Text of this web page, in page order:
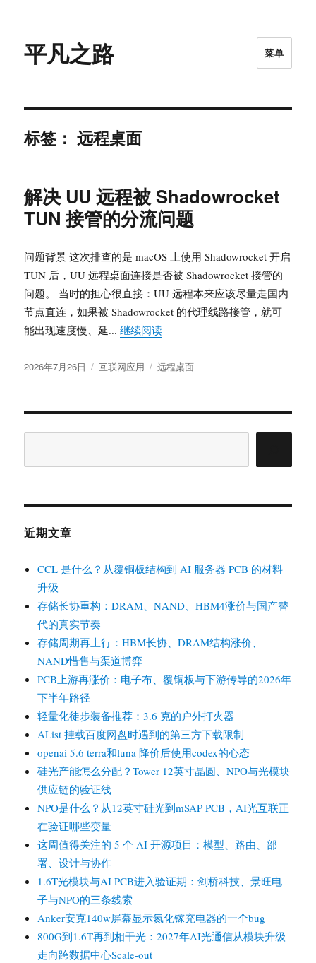
平凡之路 菜单
标签：远程桌面
解决 UU 远程被 Shadowrocket
TUN 接管的分流问题
问题背景 这次排查的是 macOS 上使用 Shadowrocket 开启
TUN 后，UU 远程桌面连接是否被 Shadowrocket 接管的
问题。 当时的担心很直接：UU 远程本来应该尽量走国内
节点直连，如果被 Shadowrocket 的代理线路接管，就可
能出现速度慢、延...继续阅读“解决 UU 远程被 Shadowrocket
发
2026年7月26日
分
互联网应用
标
远程桌面
近期文章
CCL 是什么？从覆铜板结构到 AI 服务器 PCB 的材料
升级
存储长协重构：DRAM、NAND、HBM4涨价与国产替
代的真实节奏
存储周期再上行：HBM长协、DRAM结构涨价、
NAND惜售与渠道博弈
PCB上游再涨价：电子布、覆铜板与下游传导的2026年
下半年路径
轻量化徒步装备推荐：3.6 克的户外打火器
AList 挂载百度网盘时遇到的第三方下载限制
openai 5.6 terra和luna 降价后使用codex的心态
硅光产能怎么分配？Tower 12英寸晶圆、NPO与光模块
供应链的验证线
NPO是什么？从12英寸硅光到mSAP PCB，AI光互联正
在验证哪些变量
这周值得关注的 5 个 AI 开源项目：模型、路由、部
署、设计与协作
1.6T光模块与AI PCB进入验证期：剑桥科技、景旺电
子与NPO的三条线索
Anker安克140w屏幕显示氮化镓充电器的一个bug
800G到1.6T再到相干光：2027年AI光通信从模块升级
走向跨数据中心Scale-out